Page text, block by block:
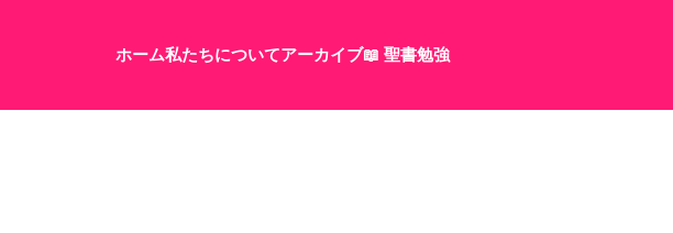
ホーム私たちについてアーカイブ📖 聖書勉強